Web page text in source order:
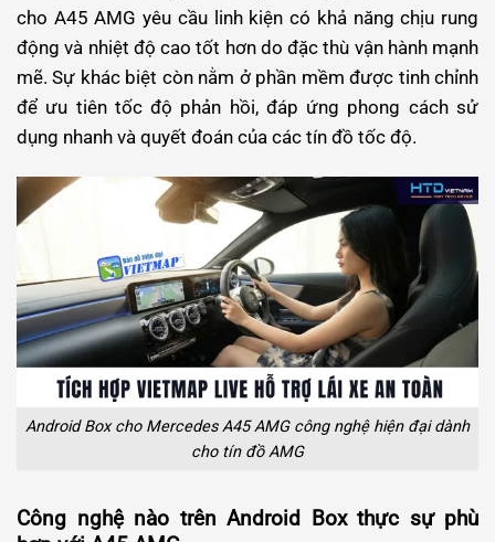
cho A45 AMG yêu cầu linh kiện có khả năng chịu rung
động và nhiệt độ cao tốt hơn do đặc thù vận hành mạnh
mẽ. Sự khác biệt còn nằm ở phần mềm được tinh chỉnh
để ưu tiên tốc độ phản hồi, đáp ứng phong cách sử
dụng nhanh và quyết đoán của các tín đồ tốc độ.
Android Box cho Mercedes A45 AMG công nghệ hiện đại dành
cho tín đồ AMG
Công nghệ nào trên Android Box thực sự phù